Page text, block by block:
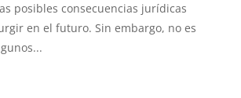
posibles consecuencias jurídicas
en el futuro. Sin embargo, no es